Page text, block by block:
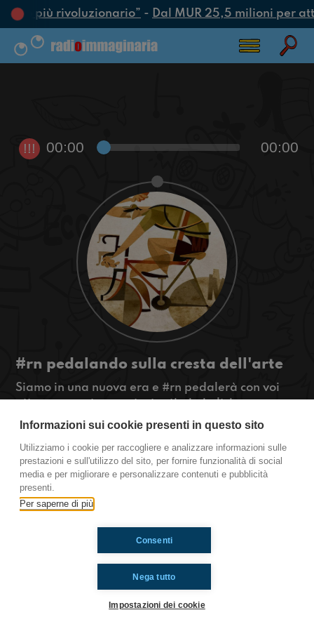
più rivoluzionario”- Dal MUR 25,5 milioni per
!!! 00:00 00:00
#rn pedalando sulla cresta dell'arte
Siamo in una nuova era e #rn pedalerà con voi
attraverso arte, sport e tantissimi altri
interessanti argomenti.
#OkkinSu www.radioimmaginaria.it
Rimini
Ti è piaciuto? Condividilo!
Informazioni sui cookie presenti in questo sito
Utilizziamo i cookie per raccogliere e analizzare informazioni sulle
prestazioni e sull'utilizzo del sito, per fornire funzionalità di social
media e per migliorare e personalizzare contenuti e pubblicità
presenti.
Per saperne di più
Nega tutto
Consenti
Impostazioni dei cookie